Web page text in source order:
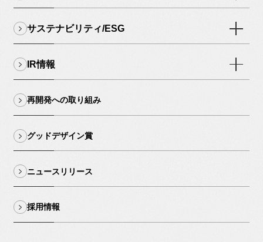
サステナビリティ/ESG
IR情報
再開発への取り組み
グッドデザイン賞
ニュースリリース
採用情報